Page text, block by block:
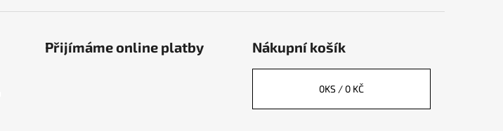
Přijímáme online platby Nákupní košík
0KS / 0 KČ